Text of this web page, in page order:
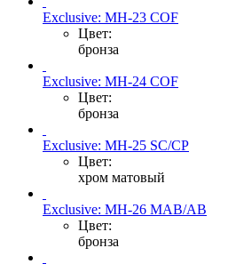
Exclusive: MH-23 COF
Цвет:
бронза
Exclusive: MH-24 COF
Цвет:
бронза
Exclusive: MH-25 SC/CP
Цвет:
хром матовый
Exclusive: MH-26 MAB/AB
Цвет:
бронза